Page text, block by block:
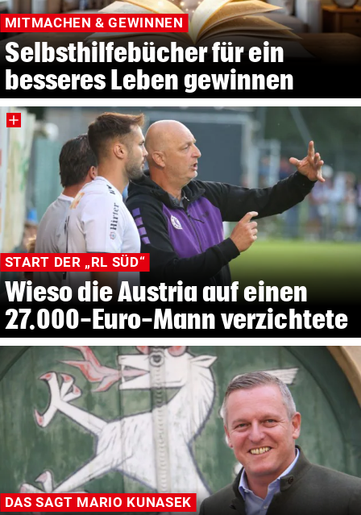
MITMACHEN & GEWINNEN
Selbsthilfebücher für ein
besseres Leben gewinnen
START DER „RL SÜD“
Wieso die Austria auf einen
27.000-Euro-Mann verzichtete
DAS SAGT MARIO KUNASEK